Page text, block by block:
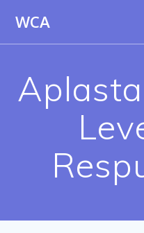
WCA